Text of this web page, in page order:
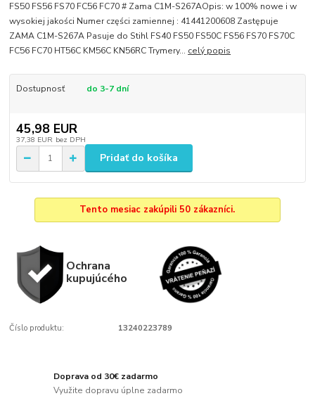
FS50 FS56 FS70 FC56 FC70 # Zama C1M-S267AOpis: w 100% nowe i w
wysokiej jakości Numer części zamiennej : 41441200608 Zastępuje
ZAMA C1M-S267A Pasuje do Stihl FS40 FS50 FS50C FS56 FS70 FS70C
FC56 FC70 HT56C KM56C KN56RC Trymery... celý popis
Dostupnosť do 3-7 dní
45,98 EUR
37,38 EUR bez DPH
Pridať do košíka
Tento mesiac zakúpili 50 zákazníci.
Ochrana
kupujúcého
Číslo produktu: 13240223789
Doprava od 30€ zadarmo
Využite dopravu úplne zadarmo